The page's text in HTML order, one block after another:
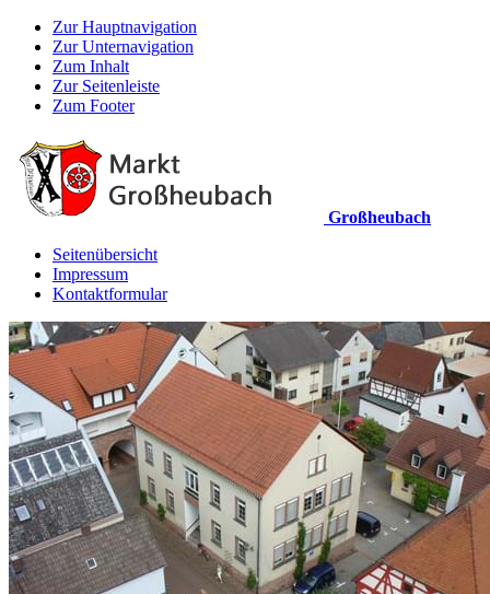
Zur Hauptnavigation
Zur Unternavigation
Zum Inhalt
Zur Seitenleiste
Zum Footer
Großheubach
Seitenübersicht
Impressum
Kontaktformular